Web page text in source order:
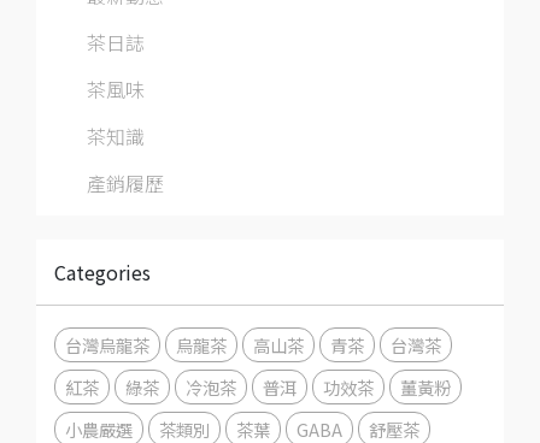
茶日誌
茶風味
茶知識
產銷履歷
Categories
台灣烏龍茶 烏龍茶 高山茶 青茶
台灣茶
紅茶
綠茶 冷泡茶 普洱 功效茶
薑黃粉
小農嚴選
茶類別 茶葉 GABA
舒壓茶